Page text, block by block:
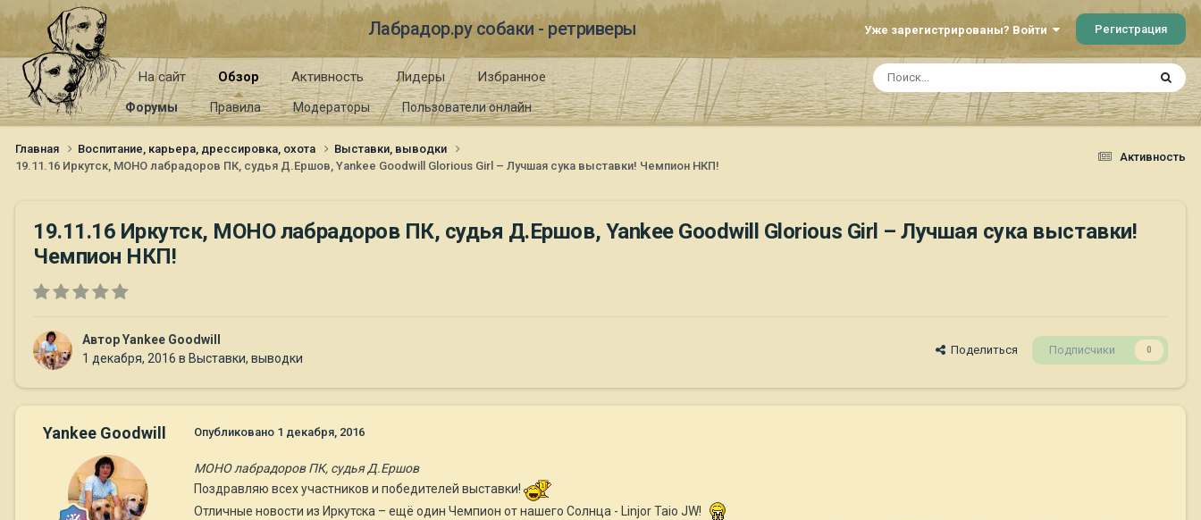
Лабрадор.ру собаки - ретриверы Уже зарегистрированы? Войти Регистрация
На сайт Обзор
Форумы Правила Модераторы Пользователи онлайн
Активность Лидеры Избранное
Активность
Главная Воспитание, карьера, дрессировка, охота
Выставки, выводки
19.11.16 Иркутск, МОНО лабрадоров ПК, судья Д.Ершов, Yankee Goodwill Glorious Girl – Лучшая сука выставки! Чемпион НКП!
19.11.16 Иркутск, МОНО лабрадоров ПК, судья Д.Ершов, Yankee Goodwill Glorious Girl – Лучшая сука выставки!
Чемпион НКП!
АвторYankee Goodwill
1 декабря, 2016 в Выставки, выводки
Поделиться Подписчики 0
Yankee Goodwill Опубликовано 1 декабря, 2016
МОНО лабрадоров ПК, судья Д.Ершов
Поздравляю всех участников и победителей выставки!
Отличные новости из Иркутска – ещё один Чемпион от нашего Солнца - Linjor Taio JW!